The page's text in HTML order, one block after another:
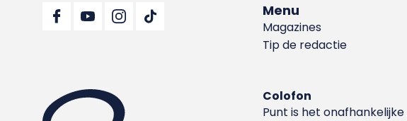
Menu
Magazines
Tip de redactie
Colofon
Punt is het